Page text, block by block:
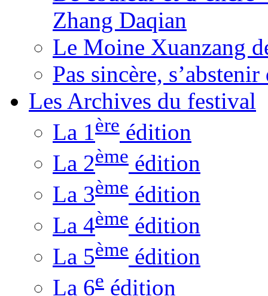
Zhang Daqian
Le Moine Xuanzang
Pas sincère,
Les Archives du festival
La 1ère édition
La 2ème édition
La 3ème édition
La 4ème édition
La 5ème édition
La 6e édition